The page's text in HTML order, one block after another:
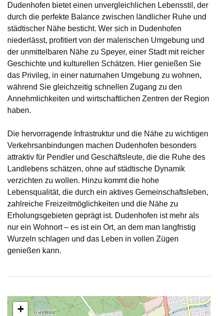
Dudenhofen bietet einen unvergleichlichen Lebensstil, der
durch die perfekte Balance zwischen ländlicher Ruhe und
städtischer Nähe besticht. Wer sich in Dudenhofen
niederlässt, profitiert von der malerischen Umgebung und
der unmittelbaren Nähe zu Speyer, einer Stadt mit reicher
Geschichte und kulturellen Schätzen. Hier genießen Sie
das Privileg, in einer naturnahen Umgebung zu wohnen,
während Sie gleichzeitig schnellen Zugang zu den
Annehmlichkeiten und wirtschaftlichen Zentren der Region
haben.
Die hervorragende Infrastruktur und die Nähe zu wichtigen
Verkehrsanbindungen machen Dudenhofen besonders
attraktiv für Pendler und Geschäftsleute, die die Ruhe des
Landlebens schätzen, ohne auf städtische Dynamik
verzichten zu wollen. Hinzu kommt die hohe
Lebensqualität, die durch ein aktives Gemeinschaftsleben,
zahlreiche Freizeitmöglichkeiten und die Nähe zu
Erholungsgebieten geprägt ist. Dudenhofen ist mehr als
nur ein Wohnort – es ist ein Ort, an dem man langfristig
Wurzeln schlagen und das Leben in vollen Zügen
genießen kann.
+